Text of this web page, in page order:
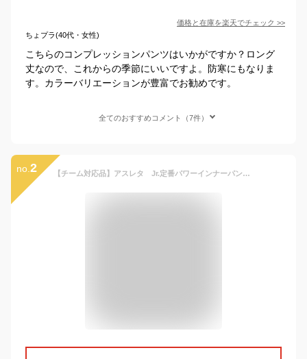
価格と在庫を楽天でチェック >>
ちょプラ(40代・女性)
こちらのコンプレッションパンツはいかがですか？ロング
丈なので、これからの季節にいいですよ。防寒にもなりま
す。カラーバリエーションが豊富でお勧めです。
全てのおすすめコメント（7件）
no. 2 【チーム対応品】アスレタ Jr.定番パワーインナーパンツ 子供用 ジュニア サッカー フットサル コンプレッション ロングスパッツ ATHLETA 18008J